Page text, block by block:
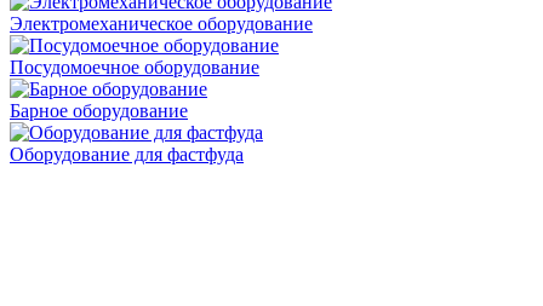
Электромеханическое оборудование
Посудомоечное оборудование
Барное оборудование
Оборудование для фастфуда